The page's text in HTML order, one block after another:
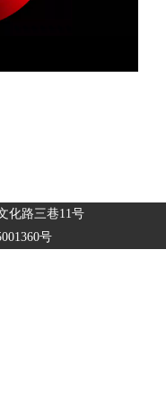
化路三巷11号
号